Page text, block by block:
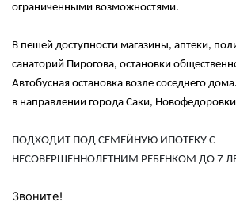
ограниченными возможностями.
В пешей доступности магазины, аптеки,
санаторий Пирогова, остановки
Автобусная остановка возле соседнего
в направлении города Саки,
ПОДХОДИТ ПОД СЕМЕЙНУЮ ИПОТЕКУ С
НЕСОВЕРШЕННОЛЕТНИМ РЕБЕНКОМ ДО 7
Звоните!